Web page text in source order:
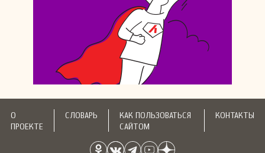
О
ПРОЕКТЕ
СЛОВАРЬ
КАК ПОЛЬЗОВАТЬСЯ
САЙТОМ
КОНТАКТЫ